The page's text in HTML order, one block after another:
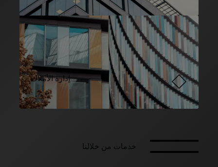
إدارة الأملاك
خدمات من خلالنا